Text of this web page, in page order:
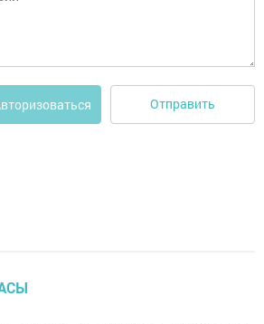
Отправить